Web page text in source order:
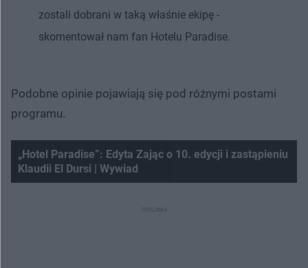
zostali dobrani w taką właśnie ekipę -
skomentował nam fan Hotelu Paradise.
Podobne opinie pojawiają się pod różnymi postami
programu.
„Hotel Paradise”: Edyta Zając o 10. edycji i zastąpieniu
Klaudii El Dursi | Wywiad